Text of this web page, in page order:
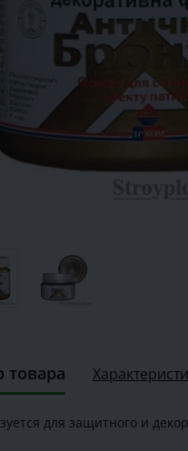
товара
для защитного и